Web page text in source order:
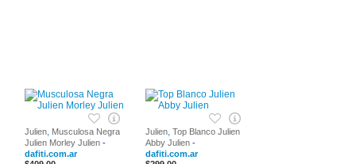
Julien, Musculosa Negra
Julien Morley Julien -
dafiti.com.ar
Julien, Top Blanco Julien
Abby Julien -
dafiti.com.ar